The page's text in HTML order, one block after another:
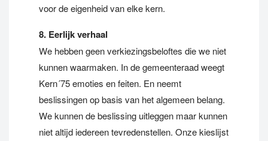
voor de eigenheid van elke kern.
8. Eerlijk verhaal
We hebben geen verkiezingsbeloftes die we niet
kunnen waarmaken. In de gemeenteraad weegt
Kern´75 emoties en feiten. En neemt
beslissingen op basis van het algemeen belang.
We kunnen de beslissing uitleggen maar kunnen
niet altijd iedereen tevredenstellen. Onze kieslijst